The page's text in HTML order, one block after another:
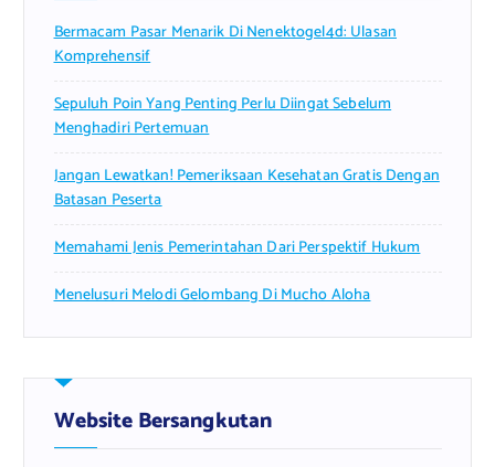
:Bermacam Pasar Menarik Di Nenektogel4d: Ulasan
Komprehensif
Sepuluh Poin Yang Penting Perlu Diingat Sebelum
Menghadiri Pertemuan
Jangan Lewatkan! Pemeriksaan Kesehatan Gratis Dengan
Batasan Peserta
Memahami Jenis Pemerintahan Dari Perspektif Hukum
Menelusuri Melodi Gelombang Di Mucho Aloha
Website Bersangkutan